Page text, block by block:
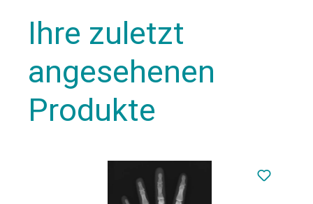
Ihre zuletzt
angesehenen
Produkte